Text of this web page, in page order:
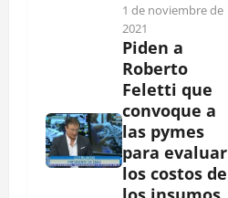
1 de noviembre de
2021
Piden a
Roberto
Feletti que
convoque a
las pymes
para evaluar
los costos de